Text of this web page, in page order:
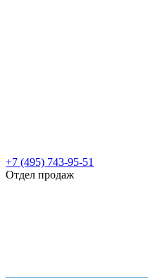
+7 (495) 743-95-51
Отдел продаж